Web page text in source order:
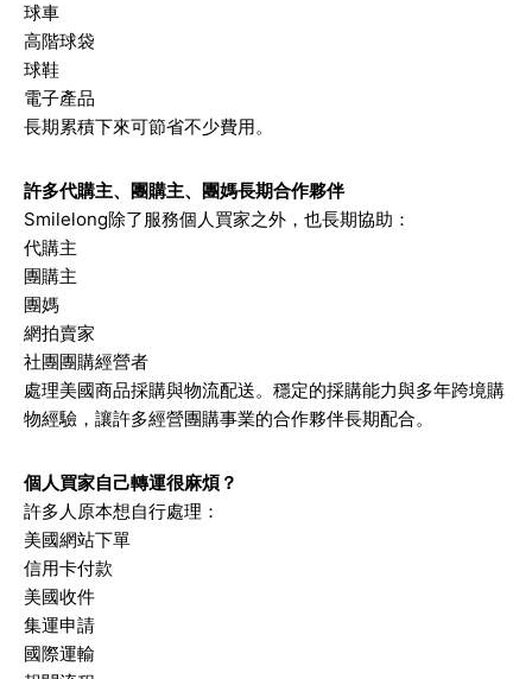
球車
高階球袋
球鞋
電子產品
長期累積下來可節省不少費用。
許多代購主、團購主、團媽長期合作夥伴
Smilelong除了服務個人買家之外，也長期協助：
代購主
團購主
團媽
網拍賣家
社團團購經營者
處理美國商品採購與物流配送。穩定的採購能力與多年跨境購
物經驗，讓許多經營團購事業的合作夥伴長期配合。
個人買家自己轉運很麻煩？
許多人原本想自行處理：
美國網站下單
信用卡付款
美國收件
集運申請
國際運輸